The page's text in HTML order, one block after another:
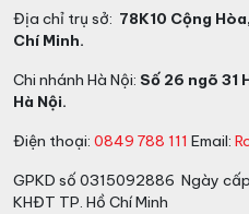
dịp Tết đến hãng rượu
bản hộp quà tết. Chai rượu
hộp sẽ được làm mới cho
Quốc, các nước ăn tết theo
Địa chỉ trụ sở: 78K10 Cộng
Chí Minh.
Chi nhánh Hà Nội: Số 26 ngõ 31
Hà Nội.
Điện thoại: 0849 788 111 Email:
GPKD số 0315092886 Ngày
KHĐT TP. Hồ Chí Minh